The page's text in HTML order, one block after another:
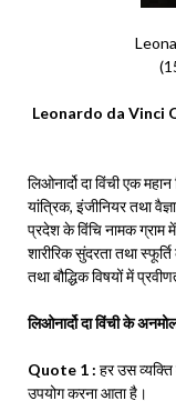
Leonardo da Vinci
लिओनार्दो दा विंची एक
यांत्रिक, इंजीनियर तथा
प्रदेश के विंचि नामक
शारीरिक सुंदरता तथा
तथा बौद्धिक विषयों में
लिओनार्दो दा विंची के
Quote 1 : हर उस
उपयोग करना आता है।